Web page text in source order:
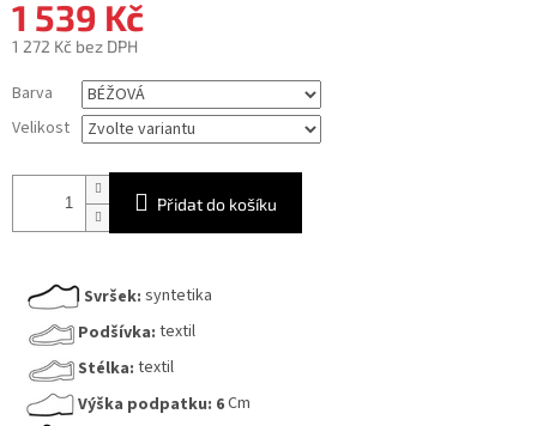
1 539 Kč
1 272 Kč bez DPH
cena:
Barva
Velikost
Přidat do košíku
Svršek: syntetika
Podšívka: textil
Stélka: textil
Výška podpatku: 6Cm